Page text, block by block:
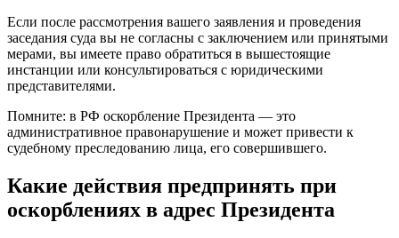
Если после рассмотрения вашего заявления и проведения
заседания суда вы не согласны с заключением или принятыми
мерами, вы имеете право обратиться в вышестоящие
инстанции или консультироваться с юридическими
представителями.
Помните: в РФ оскорбление Президента — это
административное правонарушение и может привести к
судебному преследованию лица, его совершившего.
Какие действия предпринять при
оскорблениях в адрес Президента